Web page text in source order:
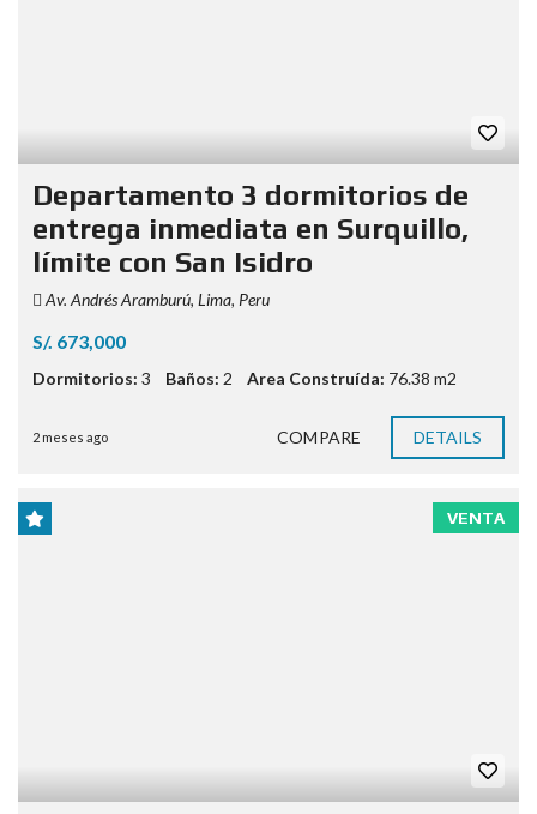
Departamento 3 dormitorios de
entrega inmediata en Surquillo,
límite con San Isidro
Av. Andrés Aramburú, Lima, Peru
S/. 673,000
Dormitorios: 3 Baños: 2 Area Construída: 76.38 m2
2 meses ago COMPARE DETAILS
VENTA